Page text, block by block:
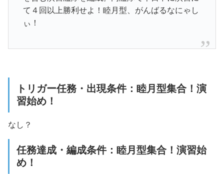
て４回以上勝利せよ！ 睦月型、がんばるなにゃし
ぃ！
トリガー任務・出現条件：睦月型集合！演
習始め！
なし？
任務達成・編成条件：睦月型集合！演習始
め！